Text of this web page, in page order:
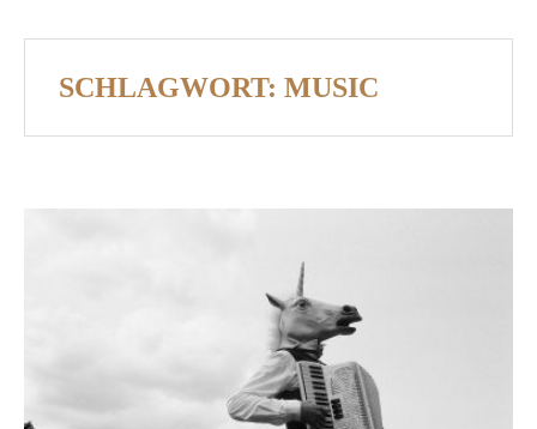
SCHLAGWORT: MUSIC